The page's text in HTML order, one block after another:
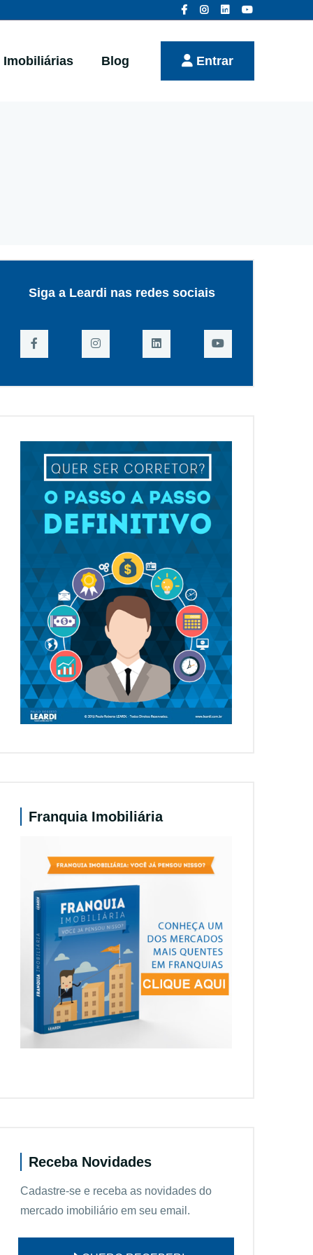
Imobiliárias Blog Entrar
Siga a Leardi nas redes sociais
Franquia Imobiliária
Receba Novidades
Cadastre-se e receba as novidades do
mercado imobiliário em seu email.